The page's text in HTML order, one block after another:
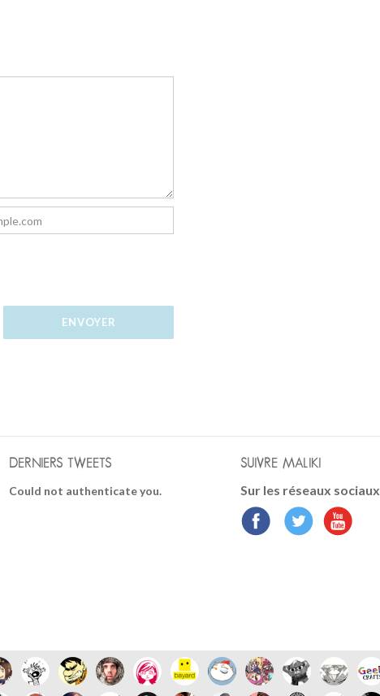
DERNIERS TWEETS
Could not authenticate you.
SUIVRE MALIKI
Sur les réseaux sociaux